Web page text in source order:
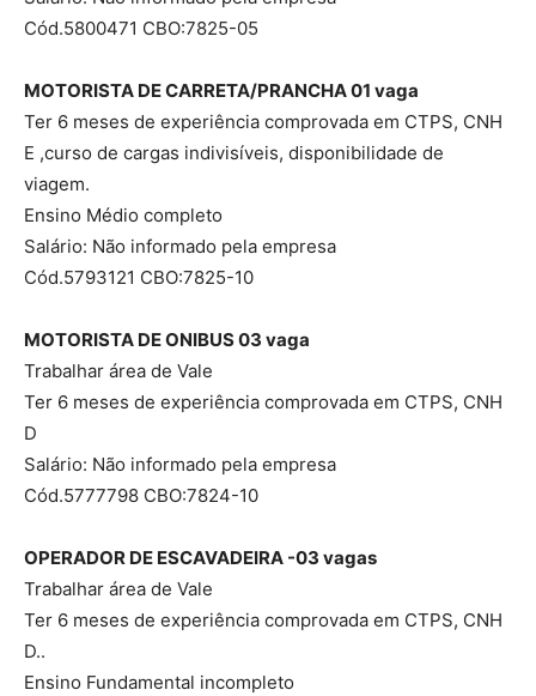
Cód.5800471 CBO:7825-05
MOTORISTA DE CARRETA/PRANCHA 01 vaga
Ter 6 meses de experiência comprovada em CTPS, CNH
E ,curso de cargas indivisíveis, disponibilidade de
viagem.
Ensino Médio completo
Salário: Não informado pela empresa
Cód.5793121 CBO:7825-10
MOTORISTA DE ONIBUS 03 vaga
Trabalhar área de Vale
Ter 6 meses de experiência comprovada em CTPS, CNH
D
Salário: Não informado pela empresa
Cód.5777798 CBO:7824-10
OPERADOR DE ESCAVADEIRA -03 vagas
Trabalhar área de Vale
Ter 6 meses de experiência comprovada em CTPS, CNH
D..
Ensino Fundamental incompleto